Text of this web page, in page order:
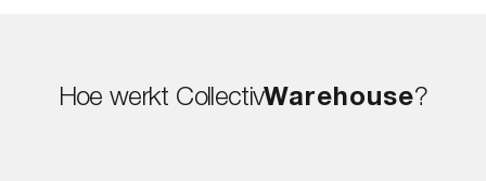
Hoe werkt CollectivWarehouse?